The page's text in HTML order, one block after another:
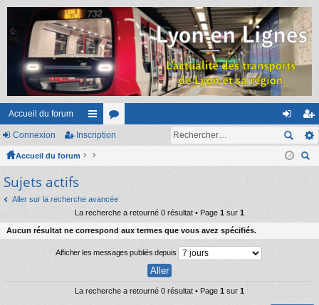
Accueil du forum
ac
co
ci
s
or
s
on
ne
ns
cri
Connexion Inscription
Accueil du forum
Sujets actifs
Aller sur la recherche avancée
La recherche a retourné 0 résultat • Page 1 sur 1
Aucun résultat ne correspond aux termes que vous avez spécifiés.
Afficher les messages publiés depuis
La recherche a retourné 0 résultat • Page 1 sur 1